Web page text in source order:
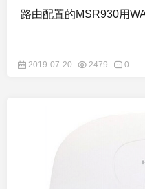
路由配置的MSR930用
2019-07-20 2479 0